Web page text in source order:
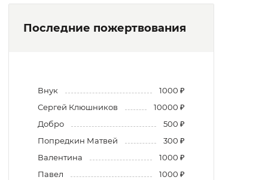
Последние пожертвования
Внук
1000 ₽
Сергей Клюшников
10000 ₽
Добро
500 ₽
Попредкин Матвей
300 ₽
Валентина
1000 ₽
Павел
1000 ₽